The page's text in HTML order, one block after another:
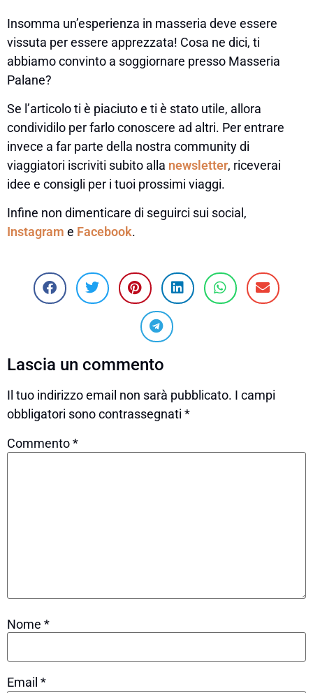
Insomma un’esperienza in masseria deve essere
vissuta per essere apprezzata! Cosa ne dici, ti
abbiamo convinto a soggiornare presso Masseria
Palane?
Se l’articolo ti è piaciuto e ti è stato utile, allora
condividilo per farlo conoscere ad altri. Per entrare
invece a far parte della nostra community di
viaggiatori iscriviti subito alla newsletter, riceverai
idee e consigli per i tuoi prossimi viaggi.
Infine non dimenticare di seguirci sui social,
Instagram e Facebook.
Lascia un commento
Il tuo indirizzo email non sarà pubblicato. I campi
obbligatori sono contrassegnati *
Commento*
Nome *
Email *